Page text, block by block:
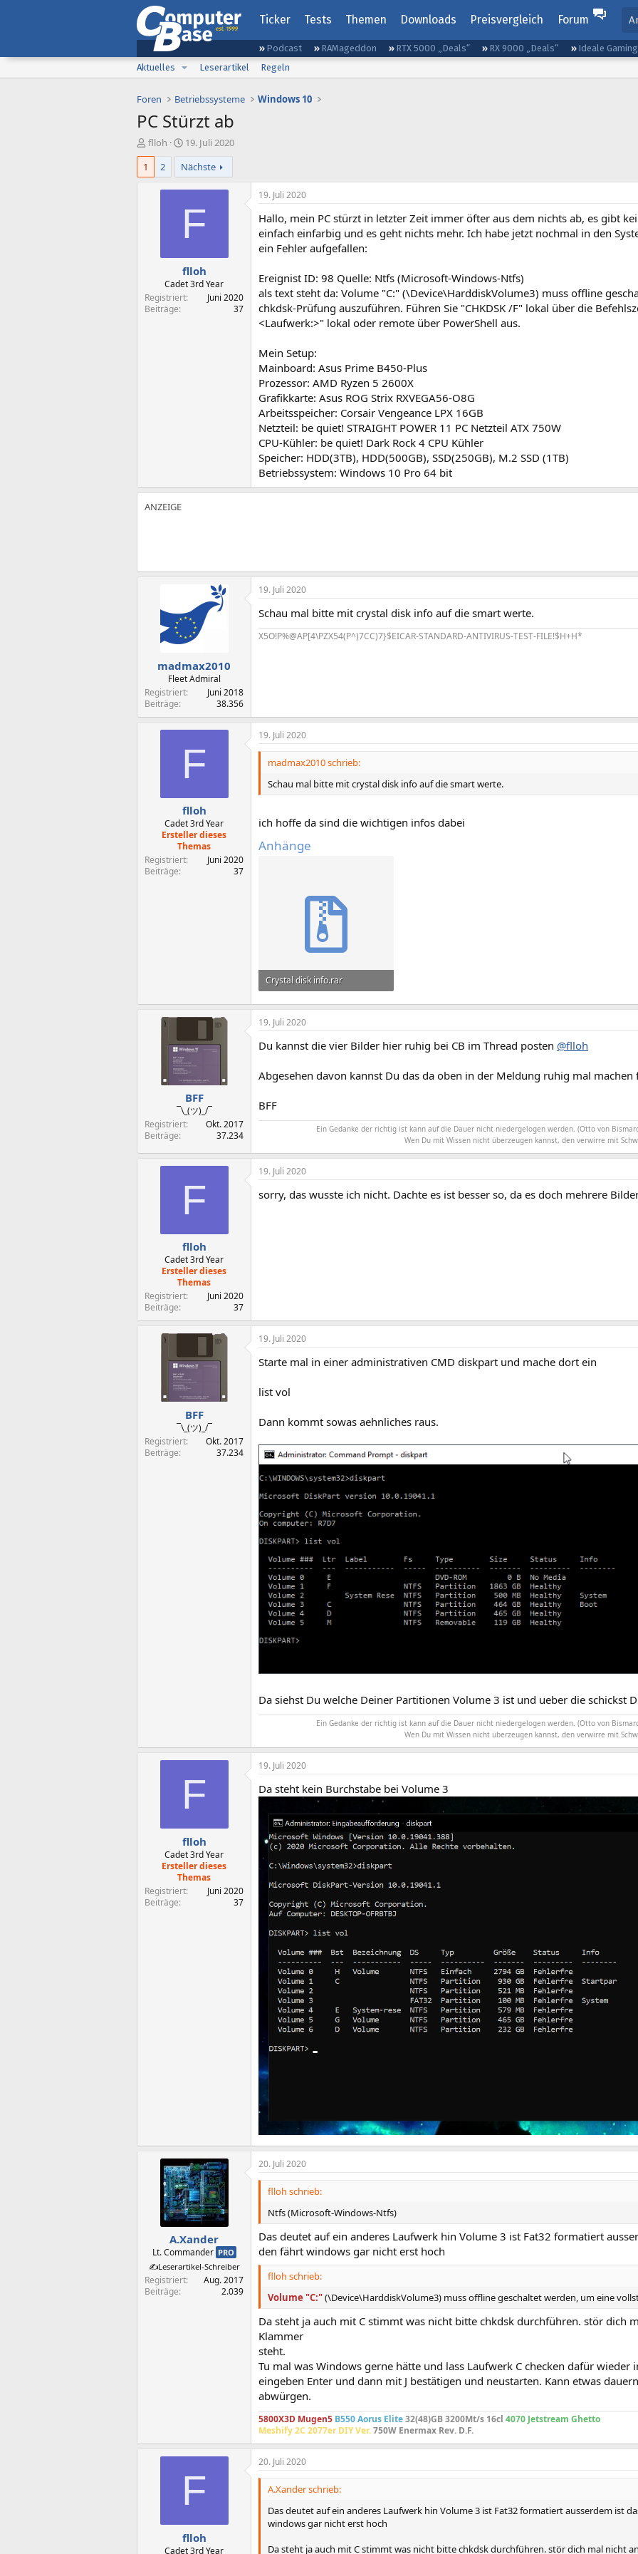
Ticker Tests Themen Downloads Preisvergleich Forum
Podcast RAMageddon RTX 5000 „Deals“ RX 9000 „Deals“
Ideale
Aktuelles
Leserartikel Regeln
Foren Betriebssysteme Windows 10
PC Stürzt ab
E
r
t
flloh
E
r
s
t
e
m
19. Juli 2020
1
2 Nächste
F
flloh
Cadet 3rd Year
Registriert
Juni 2020
Beiträge
37
19. Juli 2020
Hallo, mein PC stürzt in letzter Zeit immer öfter aus dem nichts ab, es gibt
einfach einfarbig und es geht nichts mehr. Ich habe jetzt nochmal in den
ein Fehler aufgefallen:
Ereignist ID: 98 Quelle: Ntfs (Microsoft-Windows-Ntfs)
als text steht da: Volume "C:" (\Device\HarddiskVolume3) muss offline
chkdsk-Prüfung auszuführen. Führen Sie "CHKDSK /F" lokal über die
<Laufwerk:>" lokal oder remote über PowerShell aus.
Mein Setup:
Mainboard: Asus Prime B450-Plus
Prozessor: AMD Ryzen 5 2600X
Grafikkarte: Asus ROG Strix RXVEGA56-O8G
Arbeitsspeicher: Corsair Vengeance LPX 16GB
Netzteil: be quiet! STRAIGHT POWER 11 PC Netzteil ATX 750W
CPU-Kühler: be quiet! Dark Rock 4 CPU Kühler
Speicher: HDD(3TB), HDD(500GB), SSD(250GB), M.2 SSD (1TB)
Betriebssystem: Windows 10 Pro 64 bit
madmax2010
Fleet Admiral
Registriert
Juni 2018
Beiträge
38.356
19. Juli 2020
Schau mal bitte mit crystal disk info auf die smart werte.
X5O!P%@AP[4\PZX54(P^)7CC)7}$EICAR-STANDARD-ANTIVIRUS-TEST-FILE!$H+H*
F
flloh
Cadet 3rd Year
Ersteller dieses
Themas
Registriert
Juni 2020
Beiträge
37
19. Juli 2020
madmax2010 schrieb:
Schau mal bitte mit crystal disk info auf die smart werte.
ich hoffe da sind die wichtigen infos dabei
Anhänge
Crystal disk info.rar
884,7 KB · Aufrufe: 442
BFF
¯\_(ツ)_/¯
Registriert
Okt. 2017
Beiträge
37.234
19. Juli 2020
Du kannst die vier Bilder hier ruhig bei CB im Thread posten @flloh
Abgesehen davon kannst Du das da oben in der Meldung ruhig mal machen
BFF
Ein Gedanke der richtig ist kann auf die Dauer nicht niedergelogen werden. (Otto von
Wen Du mit Wissen nicht überzeugen kannst, den verwirre mit
F
flloh
Cadet 3rd Year
Ersteller dieses
Themas
Registriert
Juni 2020
Beiträge
37
19. Juli 2020
sorry, das wusste ich nicht. Dachte es ist besser so, da es doch mehrere
BFF
¯\_(ツ)_/¯
Registriert
Okt. 2017
Beiträge
37.234
19. Juli 2020
Starte mal in einer administrativen CMD diskpart und mache dort ein
list vol
Dann kommt sowas aehnliches raus.
Da siehst Du welche Deiner Partitionen Volume 3 ist und ueber die schickst
Ein Gedanke der richtig ist kann auf die Dauer nicht niedergelogen werden. (Otto von
Wen Du mit Wissen nicht überzeugen kannst, den verwirre mit
F
flloh
Cadet 3rd Year
Ersteller dieses
Themas
Registriert
Juni 2020
Beiträge
37
19. Juli 2020
Da steht kein Burchstabe bei Volume 3
A.Xander
Lt. Commander PRO
✍️Leserartikel-Schreiber
Registriert
Aug. 2017
Beiträge
2.039
20. Juli 2020
flloh schrieb:
Ntfs (Microsoft-Windows-Ntfs)
Das deutet auf ein anderes Laufwerk hin Volume 3 ist Fat32 formatiert
den fährt windows gar nicht erst hoch
flloh schrieb:
Volume "C:"(\Device\HarddiskVolume3) muss offline geschaltet werden, um eine
Da steht ja auch mit C stimmt was nicht bitte chkdsk durchführen. stör dich
Klammer
steht.
Tu mal was Windows gerne hätte und lass Laufwerk C checken dafür
eingeben Enter und dann mit J bestätigen und neustarten. Kann etwas
abwürgen.
5800X3D Mugen5 B550 Aorus Elite32(48)GB 3200Mt/s 16cl 4070 Jetstream Ghetto
Meshify 2C 2077erDIY Ver.750W Enermax Rev. D.F.
F
flloh
Cadet 3rd Year
20. Juli 2020
A.Xander schrieb:
Das deutet auf ein anderes Laufwerk hin Volume 3 ist Fat32 formatiert ausserdem ist
windows gar nicht erst hoch
Da steht ja auch mit C stimmt was nicht bitte chkdsk durchführen. stör dich mal nicht